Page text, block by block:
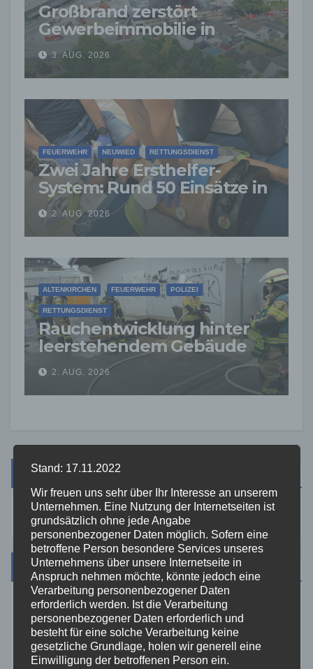
Großbrand zerstört
Gewerbeimmobilie in
Siershahn –
Millionenschaden
entstanden
3. AUG. 2026
FEUERWEHR NEUWIED RETTUNGSDIENST
Zwei Jahre Ersthelfer-
System: Rund 50 Einsätze in
der VG Asbach
2. AUG. 2026
ALTENKIRCHEN FEUERWEHR POLIZEI
RETTUNGSDIENST
Rauchentwicklung hinter
leerstehendem Gebäude
sorgt für Feuerwehreinsatz
2. AUG. 2026
Suche
Kategorien
Aktuelles
Allgemein
Stand: 17.11.2022
Wir freuen uns sehr über Ihr Interesse an unserem
Unternehmen. Eine Nutzung der Internetseiten ist
grundsätzlich ohne jede Angabe
personenbezogener Daten möglich. Sofern eine
betroffene Person besondere Services unseres
Unternehmens über unsere Internetseite in
Anspruch nehmen möchte, könnte jedoch eine
Verarbeitung personenbezogener Daten
erforderlich werden. Ist die Verarbeitung
personenbezogener Daten erforderlich und
besteht für eine solche Verarbeitung keine
gesetzliche Grundlage, holen wir generell eine
Einwilligung der betroffenen Person ein.